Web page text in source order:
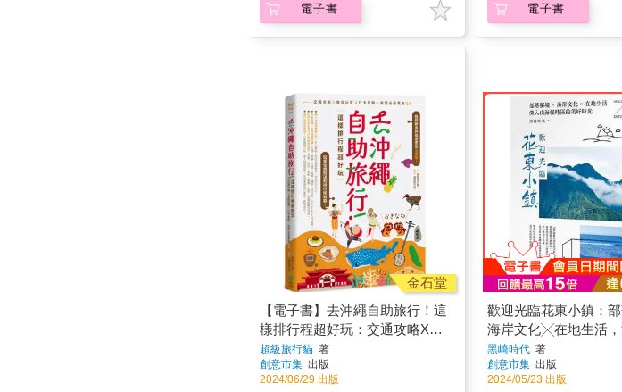
電子書 電子書
金石堂
【電子書】去沖繩自助旅行！這
樣排行程超好玩：交通攻略X食
宿玩買X打卡景點，有問必答萬
用QA
超級旅行貓 著
創意市集 出版
2024/06/29 出版
歡迎光臨花東小鎮：
海岸文化╳在地生活，
慢時區的美好時光
黑崎時代著
創意市集 出版
2024/05/23 出版